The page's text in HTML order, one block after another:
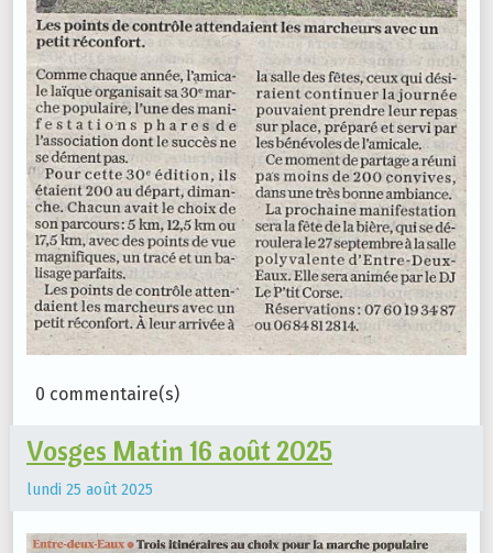
0 commentaire(s)
Vosges Matin 16 août 2025
lundi 25 août 2025